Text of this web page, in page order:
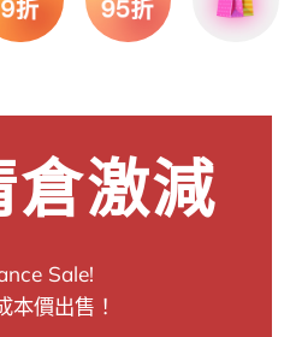
倉激減
Sale!
本價出售！